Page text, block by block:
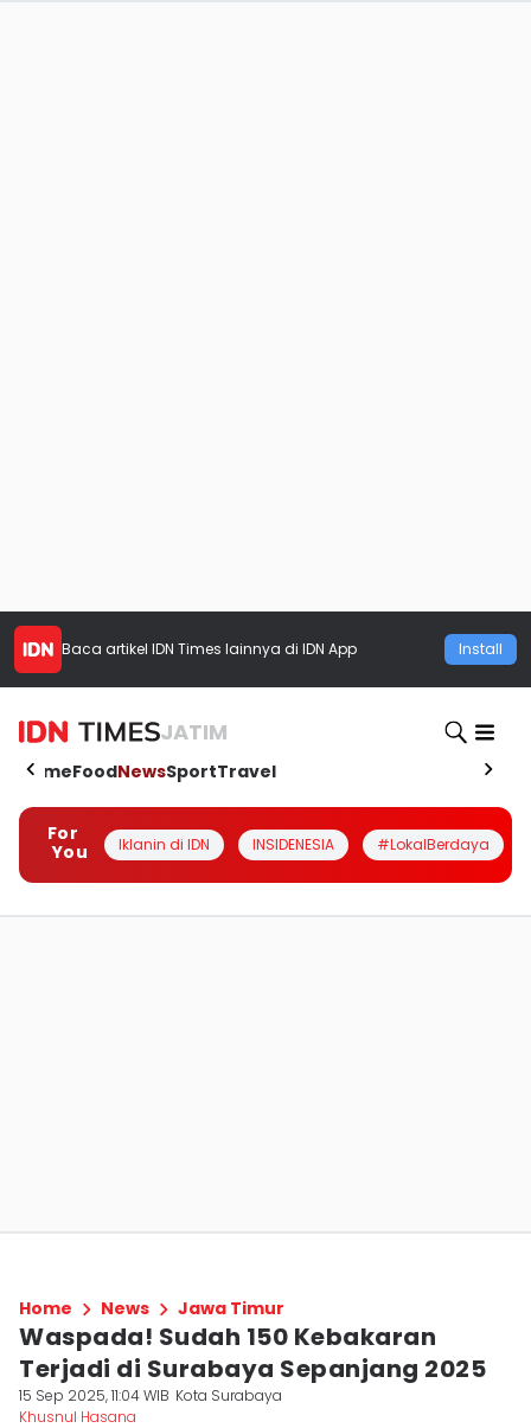
Baca artikel IDN Times lainnya di IDN App Install
JATIM
HomeFoodNewsSportTravel
For
You
Iklanin di IDN INSIDENESIA #LokalBerdaya
Home News Jawa Timur
Waspada! Sudah 150 Kebakaran
Terjadi di Surabaya Sepanjang 2025
15 Sep 2025, 11:04 WIB Kota Surabaya
Khusnul Hasana